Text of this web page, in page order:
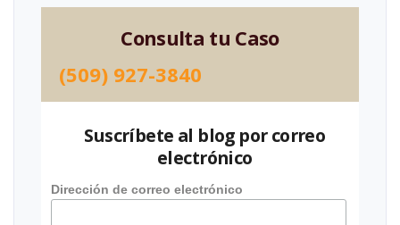
Consulta tu Caso
(509) 927-3840
Suscríbete al blog por correo
electrónico
Dirección de correo electrónico